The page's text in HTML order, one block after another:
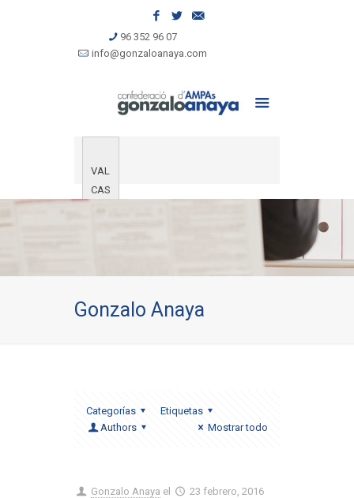
96 352 96 07
info@gonzaloanaya.com
VAL
CAS
Gonzalo Anaya
Categorías
Etiquetas
Authors
Mostrar todo
Gonzalo Anaya el 23 febrero, 2016